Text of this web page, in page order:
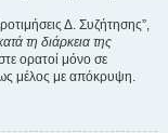
Δ. Συζήτησης”,
τη διάρκεια της
ορατοί μόνο σε
ως μέλος με απόκρυψη.